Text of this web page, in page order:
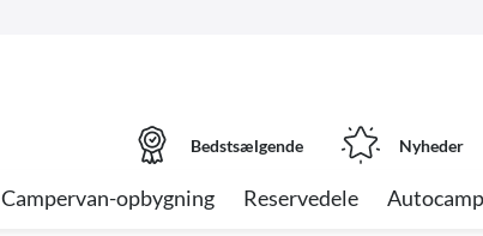
Bedstsælgende Nyheder
Campervan-opbygning Reservedele